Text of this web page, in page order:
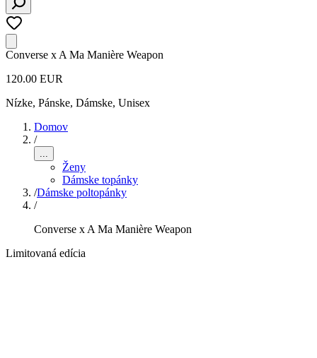
Converse x A Ma Manière Weapon
120.00 EUR
Nízke, Pánske, Dámske, Unisex
Domov
/
...
Ženy
Dámske topánky
/Dámske poltopánky
/
Converse x A Ma Manière Weapon
Limitovaná edícia